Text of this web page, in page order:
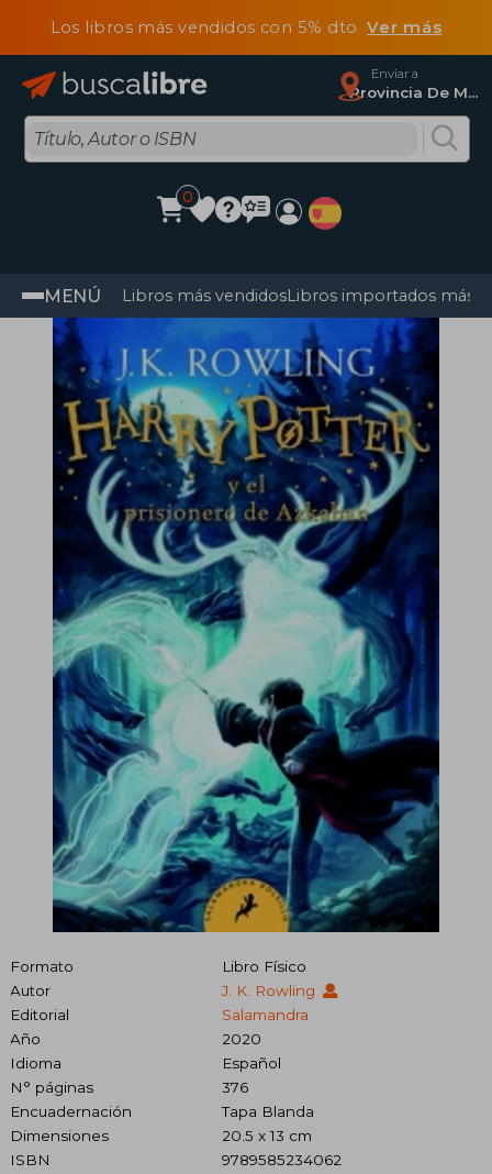
Los libros más vendidos con 5% dtoVer más
Enviar a
Provincia De Madrid
0
MENÚ Libros más vendidosLibros importados más
Formato
Libro Físico
Autor
J. K. Rowling
Editorial
Salamandra
Año
2020
Idioma
Español
N° páginas
376
Encuadernación
Tapa Blanda
Dimensiones
20.5 x 13 cm
ISBN
9789585234062